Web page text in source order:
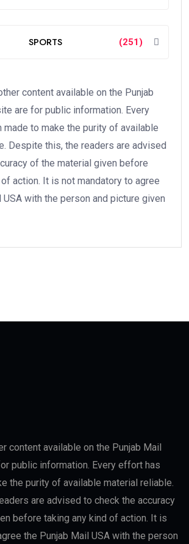
SPORTS (251)
content available on the Punjab
are for public information. Every
to make the purity of available
Despite this, the readers are advised
of the material given before
action. It is not mandatory to agree
USA with the person and picture given
content available on the Punjab Mail
public information. Every effort has
the purity of available material reliable.
are advised to check the accuracy
before taking any kind of action. It is
the Punjab Mail USA with the person